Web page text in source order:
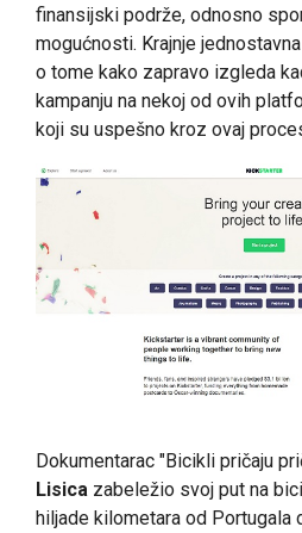
finansijski podrže, odnosno
mogućnosti. Krajnje
o tome kako zapravo izgleda
kampanju na nekoj od ovih
koji su uspešno kroz ovaj
Dokumentarac "Bicikli pričaju
Lisica zabeležio svoj put na
hiljade kilometara od Portugala